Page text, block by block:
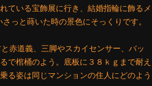
ている宝飾展に行き、結婚指輪に飾るメ
っと蒔いた時の景色にそっくりです。
赤道義、三脚やスカイセンサー、バッ
で棺桶のよう。底板に３８ｋｇまで耐え
る姿は同じマンションの住人にどのよう